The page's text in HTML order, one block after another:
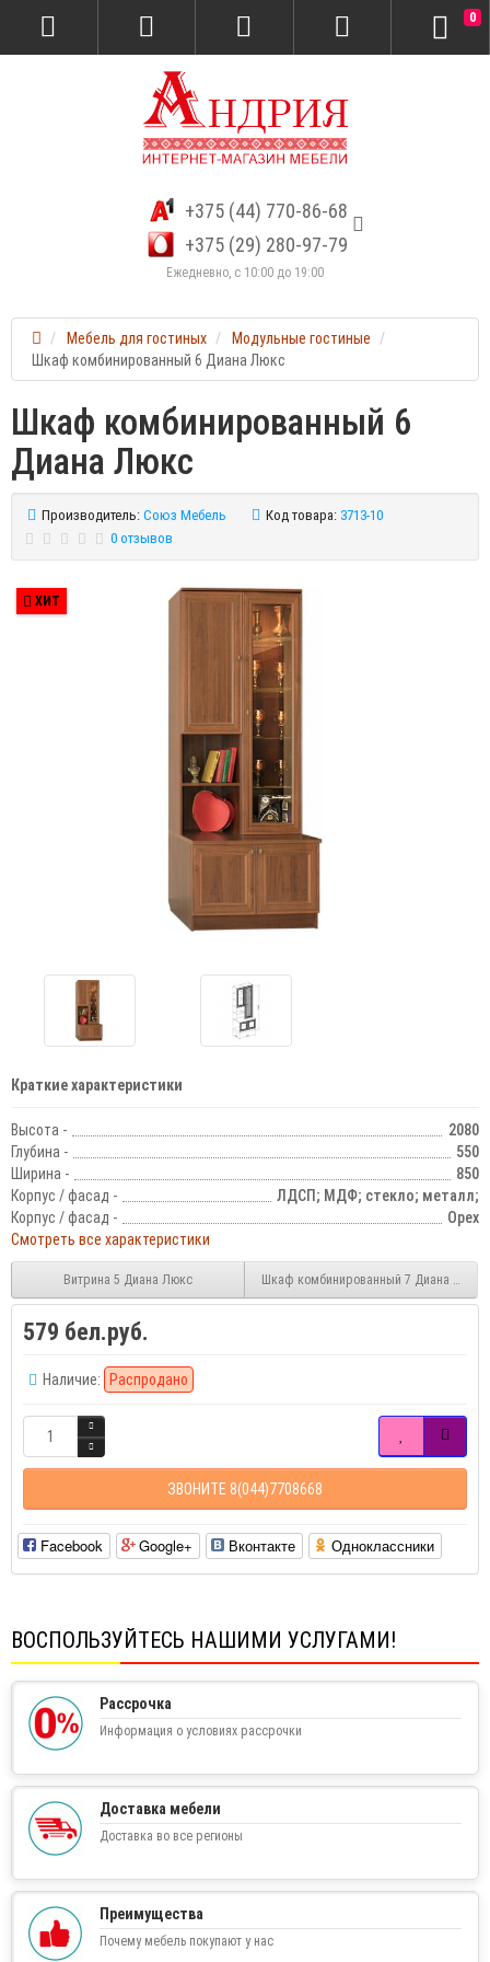
+375 (44) 770-86-68
+375 (29) 280-97-79
Ежедневно, с 10:00 до 19:00
0
Мебель для гостиных
Модульные гостиные
Шкаф комбинированный 6 Диана Люкс
Шкаф комбинированный 6
Диана Люкс
Производитель: Союз Мебель Код товара: 3713-10
0 отзывов
ХИТ
Краткие характеристики
Высота -
2080
Глубина -
550
Ширина -
850
Корпус / фасад -
ЛДСП; МДФ; стекло; металл;
Корпус / фасад -
Орех
Смотреть все характеристики
Витрина 5 Диана Люкс Шкаф комбинированный 7 Диана Люкс
579 бел.руб.
Наличие: Распродано
ЗВОНИТЕ 8(044)7708668
Facebook Google+ Вконтакте Одноклассники
ВОСПОЛЬЗУЙТЕСЬ НАШИМИ УСЛУГАМИ!
Рассрочка
Информация о условиях рассрочки
Доставка мебели
Доставка во все регионы
Преимущества
Почему мебель покупают у нас